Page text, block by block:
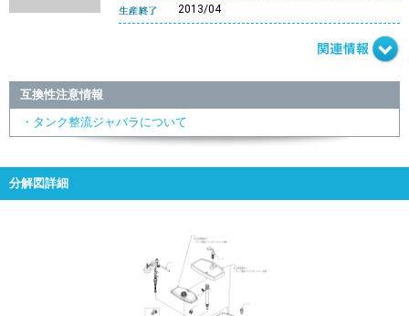
2013/04
互換性注意情報
・タンク整流ジャバラについて
分解図詳細